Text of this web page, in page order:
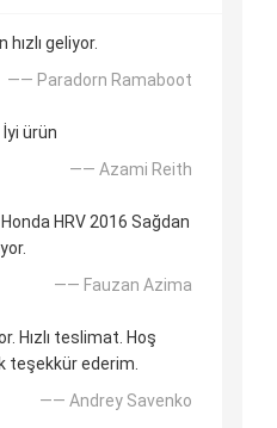
geliyor.
—— Paradorn Ramaboot
İyi ürün
—— Azami Reith
HRV 2016 Sağdan
—— Fauzan Azima
Hızlı teslimat. Hoş
teşekkür ederim.
—— Andrey Savenko